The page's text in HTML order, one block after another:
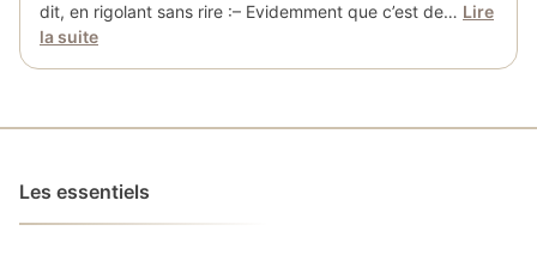
dit, en rigolant sans rire :– Evidemment que c’est de… Lire
la suite
Les essentiels